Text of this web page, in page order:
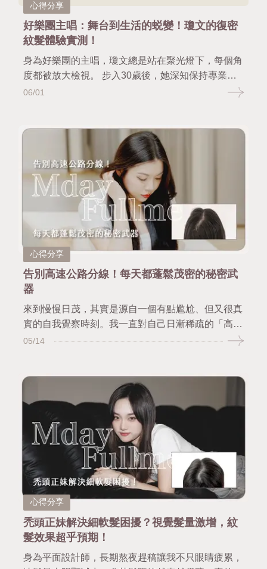
心得分享
好樂團主唱：舞台到生活的蜕變！瓊文的復密
紋髮體驗實測！
身為好樂團的主唱，瓊文總是站在聚光燈下，每個角
度都被放大檢視。 步入30歲後，她深知保持專業形
象的重要性，不僅在臉部保養上下足功夫，最近更接
06/01
心得分享
告別高速公路分線！每天都蓬鬆茂密的秘密武
器
來到慢慢日茂，其實是源自一個有點尷尬、但又很真
實的自我覺察時刻。我一直對自己日漸稀疏的「高速
公路」——那條越來越明顯的中分線感到困擾。它像
變！
05/14
心得分享
禿頭正妹解決細軟髮困擾？視覺髮量激增，紋
髮效果超乎預期！
身為平面設計師，長期熬夜趕稿讓我不只眼睛疲累，